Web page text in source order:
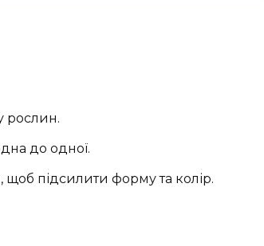
рослин.
до одної.
підсилити форму та колір.